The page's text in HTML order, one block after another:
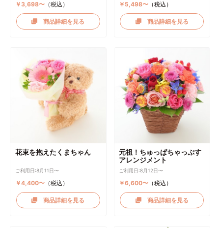
￥3,698〜（税込）
商品詳細を見る
￥5,498〜 （税込）
商品詳細を見る
花束を抱えたくまちゃん
ご利用日:8月11日〜
￥4,400〜（税込）
商品詳細を見る
元祖！ちゅっぱちゃっぷす
アレンジメント
ご利用日:8月12日〜
￥6,600〜 （税込）
商品詳細を見る